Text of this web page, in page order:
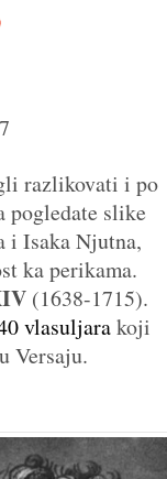
razlikovati i po
pogledate slike
i Isaka Njutna,
ka perikama.
(1638-1715).
vlasuljarakoji
Versaju.